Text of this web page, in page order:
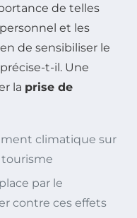
de telles
et les
de sensibiliser le
t-il. Une
la prise de
climatique sur
tourisme
par le
contre ces effets